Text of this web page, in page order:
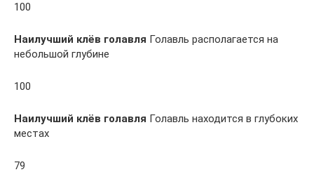
100
Наилучший клёв голавля Голавль располагается на
небольшой глубине
100
Наилучший клёв голавля Голавль находится в глубоких
местах
79